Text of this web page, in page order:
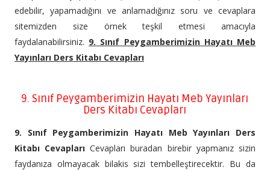
edebilir, yapamadığını ve anlamadığınız soru ve cevaplara
sitemizden size örnek teşkil etmesi amacıyla
faydalanabilirsiniz. 9. Sınıf Peygamberimizin Hayatı Meb
Yayınları Ders Kitabı Cevapları
9. Sınıf Peygamberimizin Hayatı Meb Yayınları
Ders Kitabı Cevapları
9. Sınıf Peygamberimizin Hayatı Meb Yayınları Ders
Kitabı CevaplarıCevapları buradan birebir yapmanız sizin
faydanıza olmayacak bilakis sizi tembelleştirecektir. Bu da